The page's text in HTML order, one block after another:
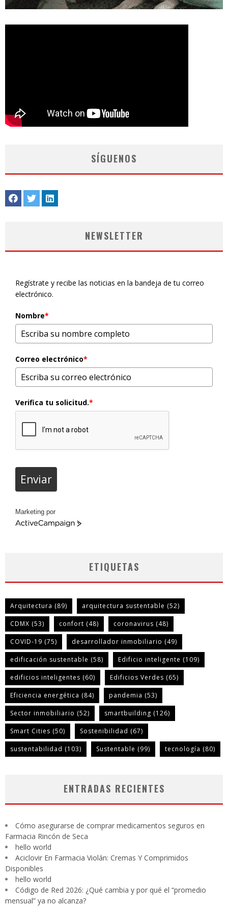
SÍGUENOS
NEWSLETTER
Regístrate y recibe las noticias en la bandeja de tu correo
electrónico.
Nombre*
Correo electrónico*
Verifica tu solicitud.*
Enviar
Marketing por
ActiveCampaign
ETIQUETAS
Arquitectura (89) arquitectura sustentable (52)
CDMX (53) confort (48) coronavirus (48)
COVID-19 (75) desarrollador inmobiliario (49)
edificación sustentable (58) Edificio inteligente (109)
edificios inteligentes (60) Edificios Verdes (65)
Eficiencia energética (84) pandemia (53)
Sector inmobiliario (52) smartbuilding (126)
Smart Cities (50) Sostenibilidad (67)
sustentabilidad (103) Sustentable (99) tecnología (80)
ENTRADAS RECIENTES
Cómo asegurarse de comprar medicamentos seguros en
Farmacia Rincón de Seca
hello world
Aciclovir En Farmacia Violán: Cremas Y Comprimidos
Disponibles
hello world
Código de Red 2026: ¿Qué cambia y por qué el “promedio
mensual” ya no alcanza?